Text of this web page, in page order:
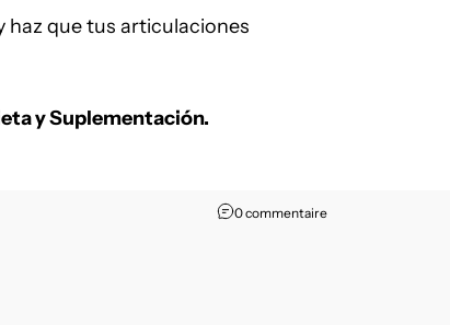
haz que tus articulaciones
ySuplementación.
0 commentaire